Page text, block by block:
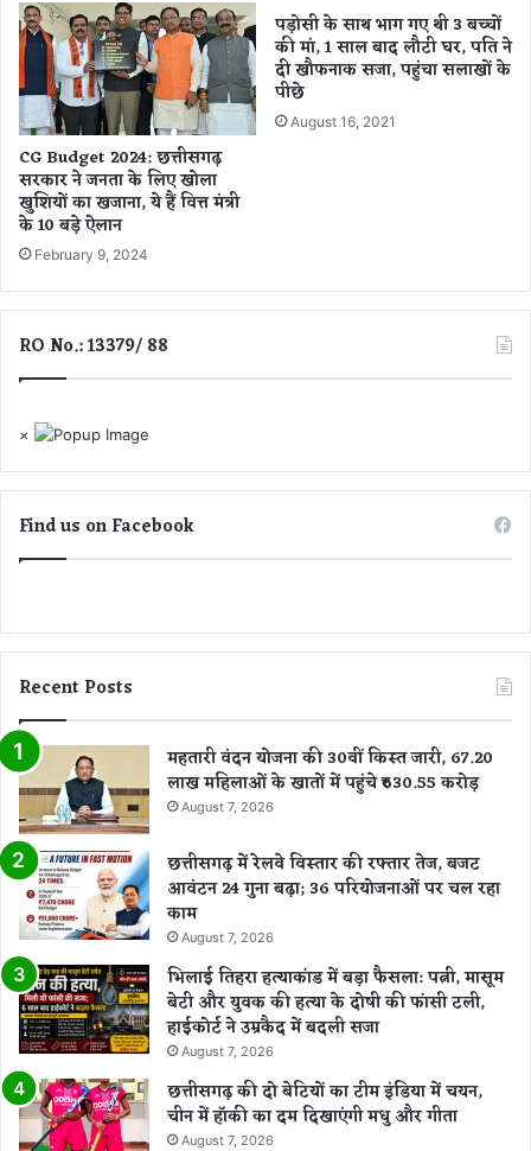
ना
लि
ए
ब
ड़ी
रा
ह
त
जि
न्हें
भू
ने
के
अ
कृ
ओं
भ
न
हीं
मि
ल
पा
ता
CG Budget 2024: छत्तीसगढ़
सरकार ने जनता के लिए खोला
खुशियों का खजाना, ये हैं वित्त मंत्री
के 10 बड़े ऐलान
February 9, 2024
पड़ोसी के साथ भाग गए थी 3 बच्चों
की मां, 1 साल बाद लौटी घर, पति ने
दी खौफनाक सजा, पहुंचा सलाखों के
पीछे
August 16, 2021
RO No.: 13379/ 88
×
Find us on Facebook
Recent Posts
महतारी वंदन योजना की 30वीं किस्त जारी, 67.20
लाख महिलाओं के खातों में पहुंचे ₹630.55 करोड़
August 7, 2026
छत्तीसगढ़ में रेलवे विस्तार की रफ्तार तेज, बजट
आवंटन 24 गुना बढ़ा; 36 परियोजनाओं पर चल रहा
काम
August 7, 2026
भिलाई तिहरा हत्याकांड में बड़ा फैसला: पत्नी, मासूम
बेटी और युवक की हत्या के दोषी की फांसी टली,
हाईकोर्ट ने उम्रकैद में बदली सजा
August 7, 2026
छत्तीसगढ़ की दो बेटियों का टीम इंडिया में चयन,
चीन में हॉकी का दम दिखाएंगी मधु और गीता
August 7, 2026